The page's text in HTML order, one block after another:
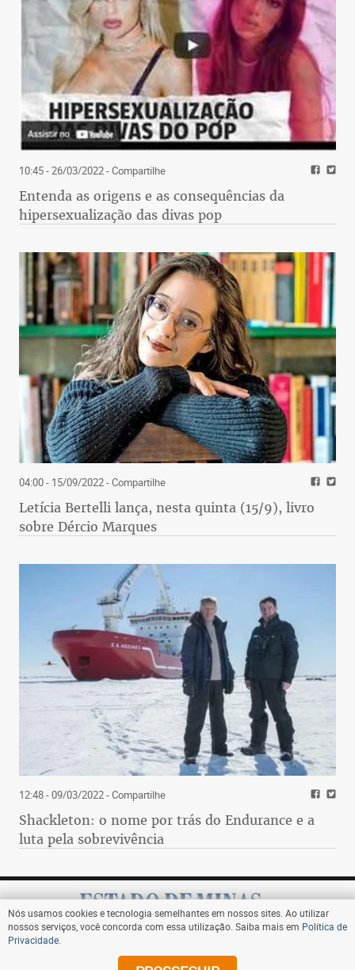
10:45 - 26/03/2022- Compartilhe
Entenda as origens e as consequências da
hipersexualização das divas pop
04:00 - 15/09/2022- Compartilhe
Letícia Bertelli lança, nesta quinta (15/9), livro
sobre Dércio Marques
12:48 - 09/03/2022- Compartilhe
Shackleton: o nome por trás do Endurance e a
luta pela sobrevivência
Assine
Nós usamos cookies e tecnologia semelhantes em nossos sites. Ao utilizar
nossos serviços, você concorda com essa utilização. Saiba mais em Política de
Privacidade